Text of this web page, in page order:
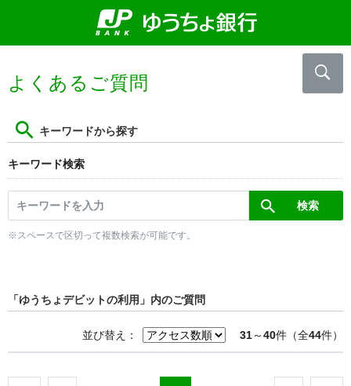
よくあるご質問
キーワードから探す
キーワード検索
※スペースで区切って複数検索が可能です。
「ゆうちょデビットの利用」内のご質問
並び替え： 31～40件（全44件）